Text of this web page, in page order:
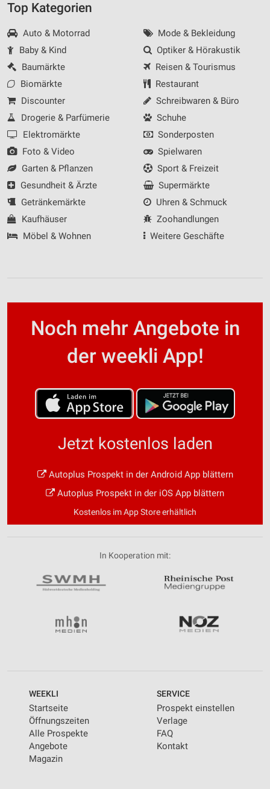
Top Kategorien
Auto & Motorrad
Baby & Kind
Baumärkte
Biomärkte
Discounter
Drogerie & Parfümerie
Elektromärkte
Foto & Video
Garten & Pflanzen
Gesundheit & Ärzte
Getränkemärkte
Kaufhäuser
Möbel & Wohnen
Mode & Bekleidung
Optiker & Hörakustik
Reisen & Tourismus
Restaurant
Schreibwaren & Büro
Schuhe
Sonderposten
Spielwaren
Sport & Freizeit
Supermärkte
Uhren & Schmuck
Zoohandlungen
Weitere Geschäfte
Noch mehr Angebote in
der weekli App!
Jetzt kostenlos laden
Autoplus Prospekt in der Android App blättern
Autoplus Prospekt in der iOS App blättern
Kostenlos im App Store erhältlich
In Kooperation mit:
WEEKLI
Startseite
Öffnungszeiten
Alle Prospekte
Angebote
Magazin
SERVICE
Prospekt einstellen
Verlage
FAQ
Kontakt
Messung der Performance von Inhalten
Kombinationen von Daten aus verschiedenen
Quellen
Entwicklung und Verbesserung der Angebote
Verwendung reduzierter Daten zur Auswahl von
Inhalten
Geräte anhand von aktiv angeforderten
Informationen identifizieren
Nicht-IAB-Verarbeitungszwecke:
Notwendig